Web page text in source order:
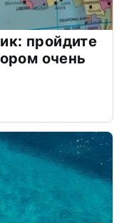
пройдите
очень